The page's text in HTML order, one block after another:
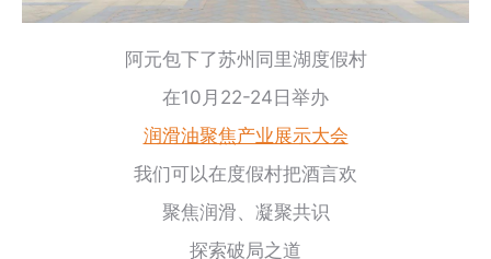
阿元包下了苏州同里湖度假村
在10月22-24日举办
润滑油聚焦产业展示大会
我们可以在度假村把酒言欢
聚焦润滑、凝聚共识
探索破局之道